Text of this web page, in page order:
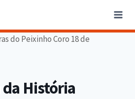
da História